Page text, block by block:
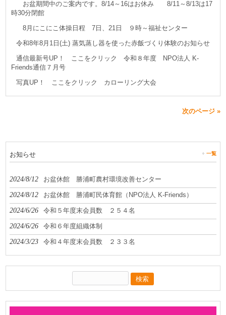
お盆期間中のご案内です。8/14～16はお休み 8/11～8/13は17
時30分閉館
8月にこにこ体操日程 7日、21日 ９時～福祉センター
令和8年8月1日(土) 蒸気蒸し器を使った赤飯づくり体験のお知らせ
通信最新号UP！ ここをクリック 令和８年度 NPO法人 K-
Friends通信７月号
写真UP！ ここをクリック カローリング大会
次のページ »
お知らせ 一覧
2024/8/12 お盆休館 勝浦町農村環境改善センター
2024/8/12 お盆休館 勝浦町民体育館（NPO法人 K-Friends）
2024/6/26 令和５年度末会員数 ２５４名
2024/6/26 令和６年度組織体制
2024/3/23 令和４年度末会員数 ２３３名
索: